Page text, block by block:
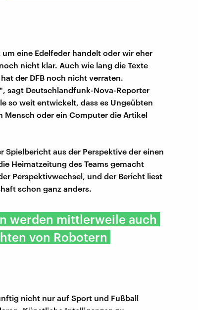
eine Edelfeder handelt oder wir eher
nicht klar. Auch wie lang die Texte
der DFB noch nicht verraten.
sagt Deutschlandfunk-Nova-Reporter
so weit entwickelt, dass es Ungeübten
Mensch oder ein Computer die Artikel
Spielbericht aus der Perspektive der einen
Heimatzeitung des Teams gemacht
Perspektivwechsel, und der Bericht liest
schon ganz anders.
werden mittlerweile auch
von Robotern
nicht nur auf Sport und Fußball